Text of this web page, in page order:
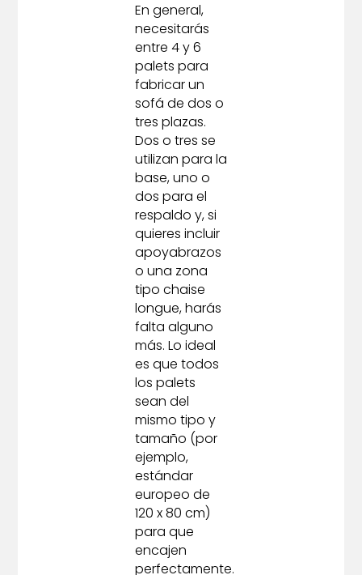
En general,
necesitarás
entre 4 y 6
palets para
fabricar un
sofá de dos o
tres plazas.
Dos o tres se
utilizan para la
base, uno o
dos para el
respaldo y, si
quieres incluir
apoyabrazos
o una zona
tipo chaise
longue, harás
falta alguno
más. Lo ideal
es que todos
los palets
sean del
mismo tipo y
tamaño (por
ejemplo,
estándar
europeo de
120 x 80 cm)
para que
encajen
perfectamente.